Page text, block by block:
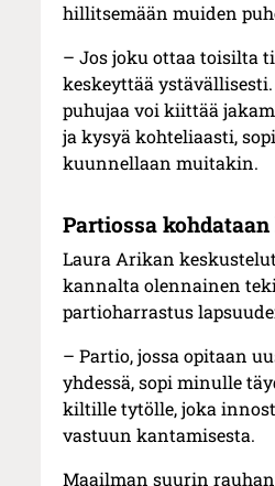
hillitsemään muiden
– Jos joku ottaa toisilta
keskeyttää
puhujaa voi kiittää
ja kysyä kohteliaasti,
kuunnellaan muitakin.
Partiossa
Laura Arikan
kannalta olennainen
partioharrastus
– Partio, jossa opitaan
yhdessä, sopi minulle
kiltille tytölle, joka
vastuun kantamisesta.
Maailman suurin